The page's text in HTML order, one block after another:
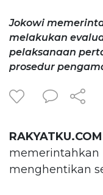
Jokowi
melakukan
pelaksanaan
prosedur
memerintahkan
menghentikan